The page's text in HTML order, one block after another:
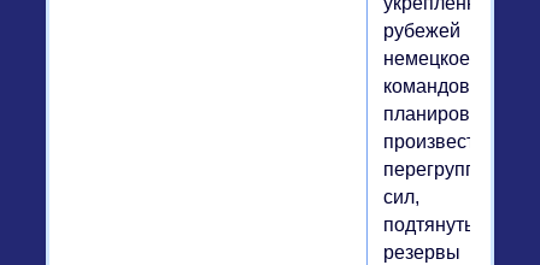
рубежей
немецкое
командование
планировало
произвести
перегруппировку
сил,
подтянуть
резервы